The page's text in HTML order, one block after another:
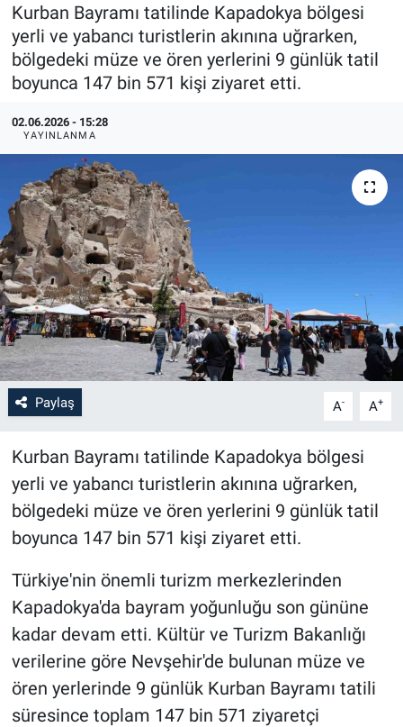
Kurban Bayramı tatilinde Kapadokya bölgesi
yerli ve yabancı turistlerin akınına uğrarken,
bölgedeki müze ve ören yerlerini 9 günlük tatil
boyunca 147 bin 571 kişi ziyaret etti.
02.06.2026 - 15:28
YAYINLANMA
Paylaş A- A+
Kurban Bayramı tatilinde Kapadokya bölgesi
yerli ve yabancı turistlerin akınına uğrarken,
bölgedeki müze ve ören yerlerini 9 günlük tatil
boyunca 147 bin 571 kişi ziyaret etti.
Türkiye'nin önemli turizm merkezlerinden
Kapadokya'da bayram yoğunluğu son gününe
kadar devam etti. Kültür ve Turizm Bakanlığı
verilerine göre Nevşehir'de bulunan müze ve
ören yerlerinde 9 günlük Kurban Bayramı tatili
süresince toplam 147 bin 571 ziyaretçi
Haber Arşivi